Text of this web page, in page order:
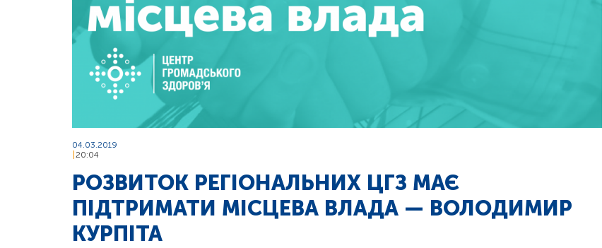
04.03.2019
20:04
РОЗВИТОК РЕГІОНАЛЬНИХ ЦГЗ МАЄ
ПІДТРИМАТИ МІСЦЕВА ВЛАДА — ВОЛОДИМИР
КУРПІТА